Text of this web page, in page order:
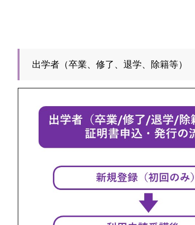
出学者（卒業、修了、退学、除籍等）